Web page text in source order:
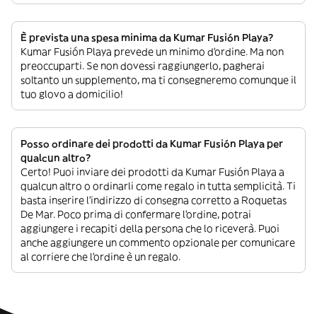
È prevista una spesa minima da Kumar Fusión Playa?
Kumar Fusión Playa prevede un minimo d’ordine. Ma non
preoccuparti. Se non dovessi raggiungerlo, pagherai
soltanto un supplemento, ma ti consegneremo comunque il
tuo glovo a domicilio!
Posso ordinare dei prodotti da Kumar Fusión Playa per
qualcun altro?
Certo! Puoi inviare dei prodotti da Kumar Fusión Playa a
qualcun altro o ordinarli come regalo in tutta semplicità. Ti
basta inserire l’indirizzo di consegna corretto a Roquetas
De Mar. Poco prima di confermare l’ordine, potrai
aggiungere i recapiti della persona che lo riceverà. Puoi
anche aggiungere un commento opzionale per comunicare
al corriere che l’ordine è un regalo.